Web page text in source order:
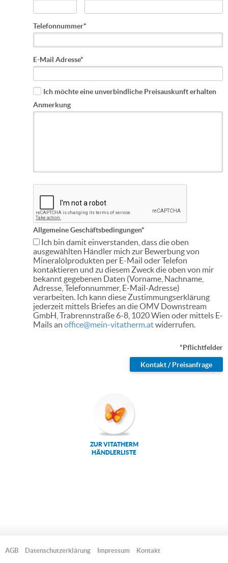
Telefonnummer*
E-Mail Adresse*
Ich möchte eine unverbindliche Preisauskunft erhalten
Anmerkung
Allgemeine Geschäftsbedingungen*
Ich bin damit einverstanden, dass die oben
ausgewählten Händler mich zur Bewerbung von
Mineralölprodukten per E-Mail oder Telefon
kontaktieren und zu diesem Zweck die oben von mir
bekannt gegebenen Daten (Vorname, Nachname,
Adresse, Telefonnummer, E-Mail-Adresse)
verarbeiten. Ich kann diese Zustimmungserklärung
jederzeit mittels Briefes an die OMV Downstream
GmbH, Trabrennstraße 6-8, 1020 Wien oder mittels E-
Mails an office@mein-vitatherm.atwiderrufen.
*Pflichtfelder
ZUR VITATHERM
HÄNDLERLISTE
AGB Datenschutzerklärung Impressum Kontakt